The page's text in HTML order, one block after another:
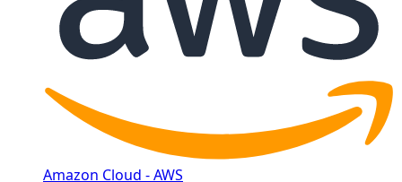
Amazon Cloud - AWS